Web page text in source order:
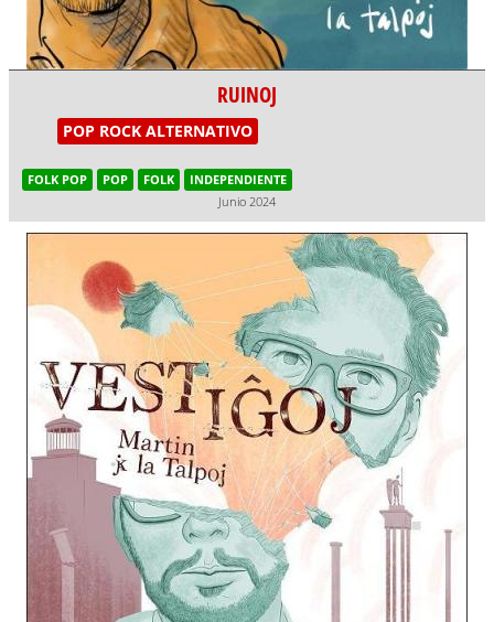
RUINOJ
POP ROCK ALTERNATIVO
FOLK POP POP FOLK
INDEPENDIENTE
Junio 2024